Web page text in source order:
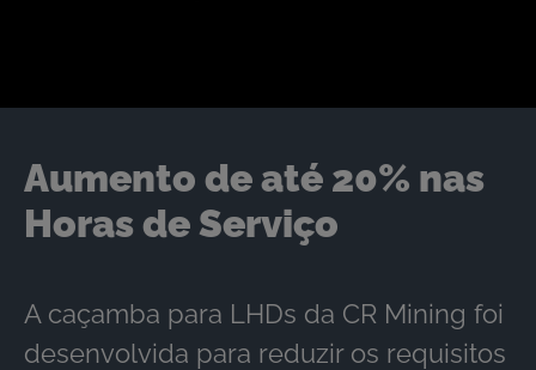
Aumento de até 20% nas
Horas de Serviço
A caçamba para LHDs da CR Mining foi
desenvolvida para reduzir os requisitos